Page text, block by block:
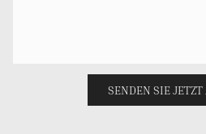
SENDEN SIE